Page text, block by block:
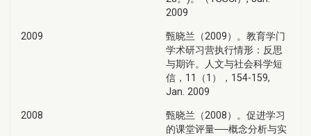
2009
2009
甄晓兰（2009）。教育学门
学术研习营执行情形：反思
与期许。人文与社会科学短
信，11（1），154-159,
Jan. 2009
2008
甄晓兰（2008）。促进学习
的课堂评量──概念分析与实